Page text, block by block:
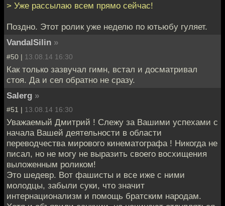
> Уже рассылаю всем прямо сейчас!
Поздно. Этот ролик уже неделю по ютьюбу гуляет.
VandalSilin »
#50 | 13.08.14 16:30
Как только зазвучал гимн, встал и досматривал
стоя. Да и сел обратно не сразу.
Salerg »
#51 | 13.08.14 16:30
Уважаемый Дмитрий ! Слежу за Вашими успехами с
начала Вашей деятельности в области
переводчества мирового кинематографа ! Никогда не
писал, но не могу не выразить своего восхищения
выложенным роликом!
Это шедевр. Вот фашисты и все иже с ними
молодцы, забыли суки, что значит
интернационализм и помощь братским народам.